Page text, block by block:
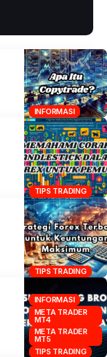
INFORMASI
TIPS TRADING
TIPS TRADING
INFORMASI
META TRADER
MT4
META TRADER
MT5
TIPS TRADING